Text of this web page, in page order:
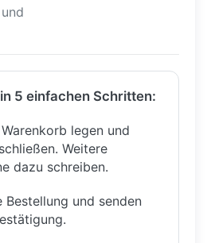
5 einfachen Schritten:
legen und
Weitere
dazu schreiben.
Bestellung und senden